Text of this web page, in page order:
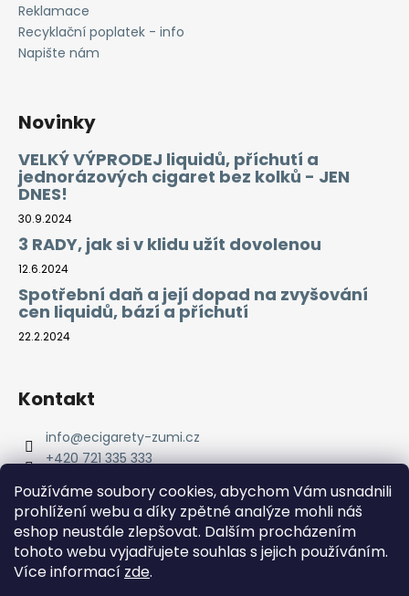
Používáme soubory cookies, abychom Vám usnadnili
prohlížení webu a díky zpětné analýze mohli náš
eshop neustále zlepšovat. Dalším procházením
tohoto webu vyjadřujete souhlas s jejich používáním.
Více informací zde.
Reklamace
Recyklační poplatek - info
Napište nám
Novinky
VELKÝ VÝPRODEJ liquidů, příchutí a
jednorázových cigaret bez kolků - JEN
DNES!
30.9.2024
3 RADY, jak si v klidu užít dovolenou
12.6.2024
Spotřební daň a její dopad na zvyšování
cen liquidů, bází a příchutí
22.2.2024
Kontakt
info@ecigarety-zumi.cz
+420 721 335 333